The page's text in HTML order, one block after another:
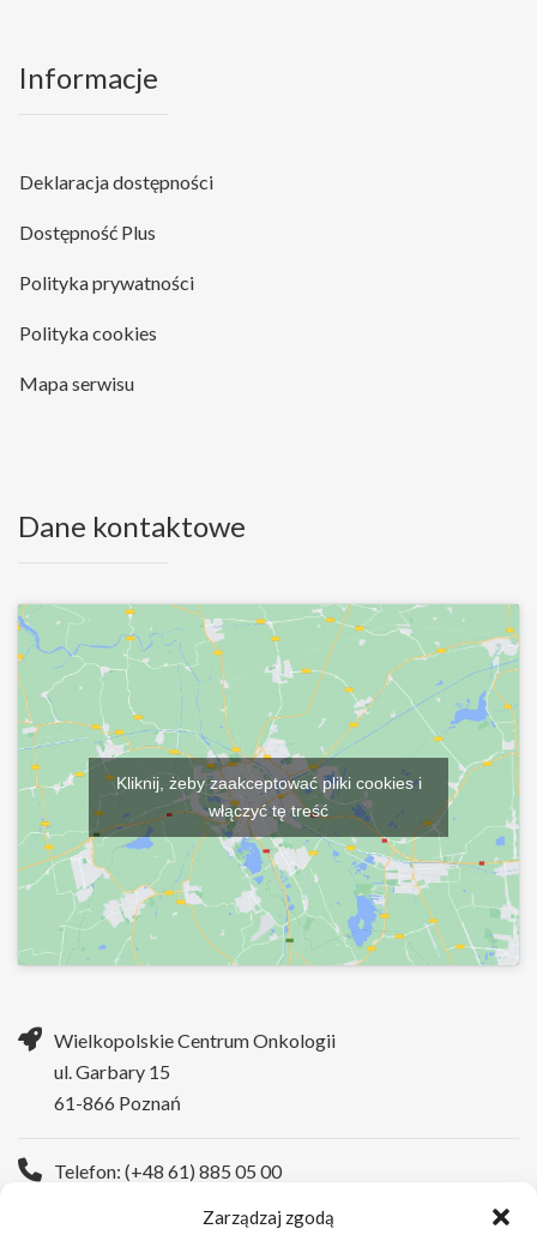
Zarządzaj zgodą
Informacje
Deklaracja dostępności
Dostępność Plus
Polityka prywatności
Polityka cookies
Mapa serwisu
Dane kontaktowe
Kliknij, żeby zaakceptować pliki cookies i
włączyć tę treść
Wielkopolskie Centrum Onkologii
ul. Garbary 15
61-866 Poznań
Telefon: (+48 61) 885 05 00